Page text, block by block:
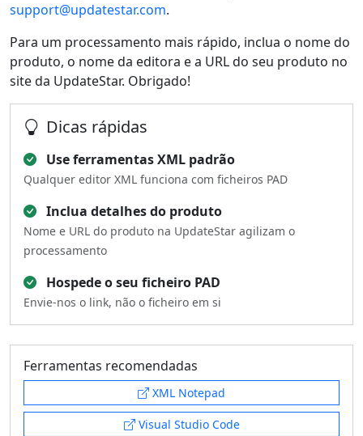
support@updatestar.com.
Para um processamento mais rápido, inclua o nome do
produto, o nome da editora e a URL do seu produto no
site da UpdateStar. Obrigado!
Dicas rápidas
Use ferramentas XML padrão
Qualquer editor XML funciona com ficheiros PAD
Inclua detalhes do produto
Nome e URL do produto na UpdateStar agilizam o
processamento
Hospede o seu ficheiro PAD
Envie-nos o link, não o ficheiro em si
Ferramentas recomendadas
XML Notepad
Visual Studio Code